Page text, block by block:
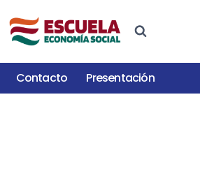
Contacto Presentación